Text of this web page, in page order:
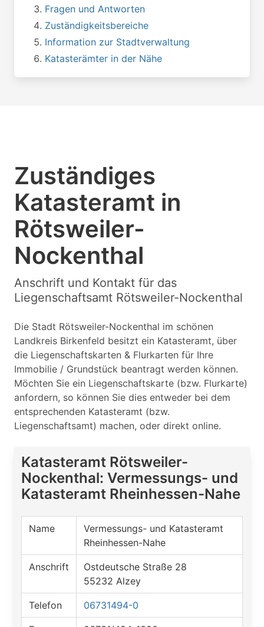
Fragen und Antworten
Zuständigkeitsbereiche
Information zur Stadtverwaltung
Katasterämter in der Nähe
Zuständiges
Katasteramt in
Rötsweiler-
Nockenthal
Anschrift und Kontakt für das
Liegenschaftsamt Rötsweiler-Nockenthal
Die Stadt Rötsweiler-Nockenthal im schönen
Landkreis Birkenfeld besitzt ein Katasteramt, über
die Liegenschaftskarten & Flurkarten für Ihre
Immobilie / Grundstück beantragt werden können.
Möchten Sie ein Liegenschaftskarte (bzw. Flurkarte)
anfordern, so können Sie dies entweder bei dem
entsprechenden Katasteramt (bzw.
Liegenschaftsamt) machen, oder direkt online.
Katasteramt Rötsweiler-
Nockenthal: Vermessungs- und
Katasteramt Rheinhessen-Nahe
Name
Vermessungs- und Katasteramt
Rheinhessen-Nahe
Anschrift
Ostdeutsche Straße 28
55232 Alzey
Telefon 06731494-0